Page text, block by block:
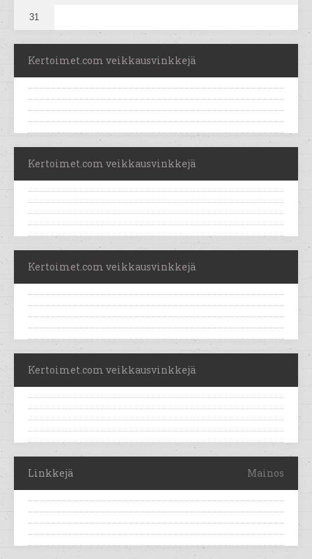
31
Kertoimet.com veikkausvinkkejä
Kertoimet.com veikkausvinkkejä
Kertoimet.com veikkausvinkkejä
Kertoimet.com veikkausvinkkejä
Linkkejä Mainos